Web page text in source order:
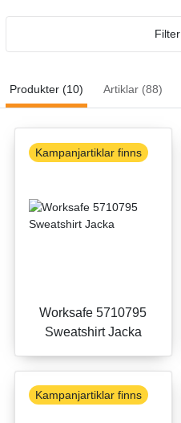
Filter
Produkter (10) Artiklar (88)
Kampanjartiklar finns
Worksafe 5710795
Sweatshirt Jacka
Kampanjartiklar finns